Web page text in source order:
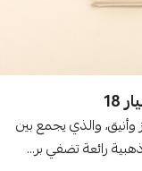
18 بتصميم مميز وأنيق، والذي يجمع بين
رائعة تضفي بر...